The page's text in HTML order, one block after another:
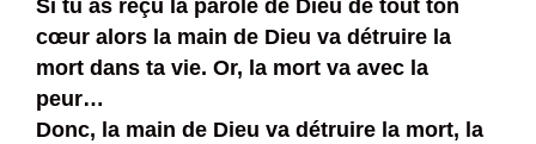
Si tu as reçu la parole de Dieu de tout ton
cœur alors la main de Dieu va détruire la
mort dans ta vie. Or, la mort va avec la
peur…
Donc, la main de Dieu va détruire la mort, la